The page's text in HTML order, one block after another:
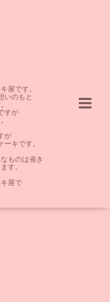
屋です。
いのもと
すが
が
ーキです。
ものは省き
す。
屋で